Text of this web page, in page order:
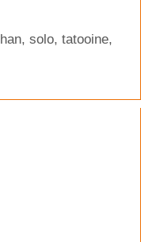
han,solo,tatooine,